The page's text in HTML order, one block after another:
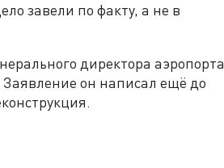
завели по факту, а не в
директора аэропорта
он написал ещё до